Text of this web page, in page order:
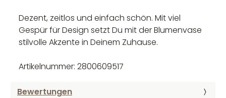
Dezent, zeitlos und einfach schön. Mit viel
Gespür für Design setzt Du mit der Blumenvase
stilvolle Akzente in Deinem Zuhause.
Artikelnummer: 2800609517
Bewertungen